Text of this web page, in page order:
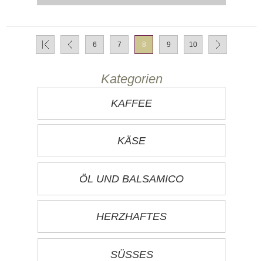
6 7 8 9 10
Kategorien
KAFFEE
KÄSE
ÖL UND BALSAMICO
HERZHAFTES
SÜSSES